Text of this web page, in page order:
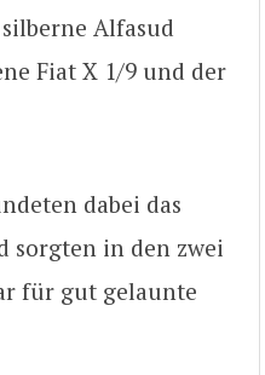
Alfasud
Fiat X 1/9 und der
dabei das
sorgten in den zwei
für gut gelaunte